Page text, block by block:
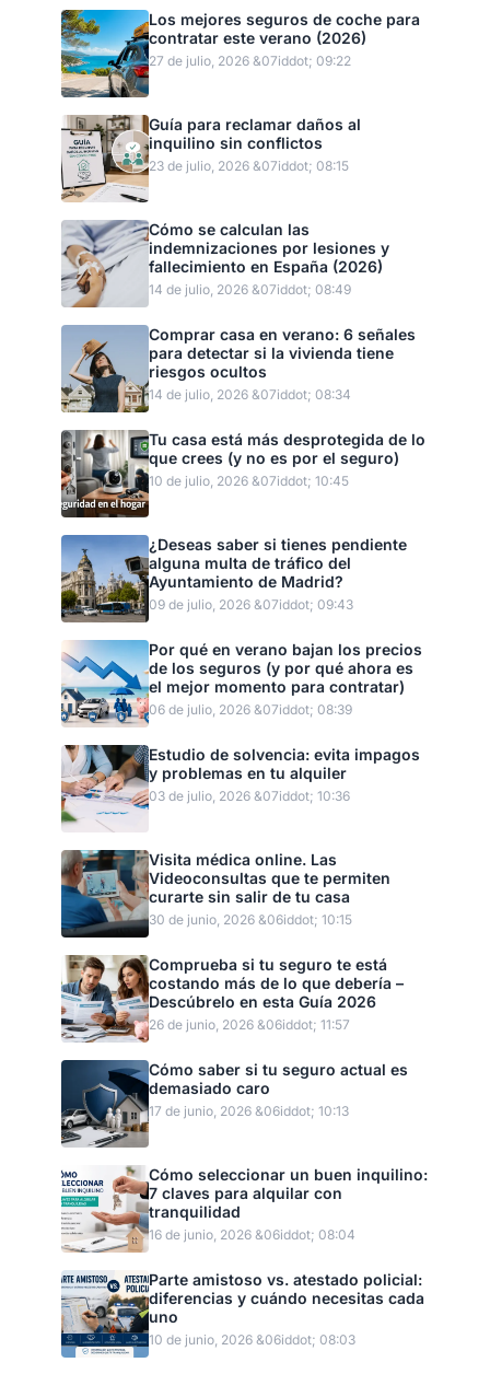
Los mejores seguros de coche para
contratar este verano (2026)
27 de julio, 2026 &07iddot; 09:22
Guía para reclamar daños al
inquilino sin conflictos
23 de julio, 2026 &07iddot; 08:15
Cómo se calculan las
indemnizaciones por lesiones y
fallecimiento en España (2026)
14 de julio, 2026 &07iddot; 08:49
Comprar casa en verano: 6 señales
para detectar si la vivienda tiene
riesgos ocultos
14 de julio, 2026 &07iddot; 08:34
Tu casa está más desprotegida de lo
que crees (y no es por el seguro)
10 de julio, 2026 &07iddot; 10:45
¿Deseas saber si tienes pendiente
alguna multa de tráfico del
Ayuntamiento de Madrid?
09 de julio, 2026 &07iddot; 09:43
Por qué en verano bajan los precios
de los seguros (y por qué ahora es
el mejor momento para contratar)
06 de julio, 2026 &07iddot; 08:39
Estudio de solvencia: evita impagos
y problemas en tu alquiler
03 de julio, 2026 &07iddot; 10:36
Visita médica online. Las
Videoconsultas que te permiten
curarte sin salir de tu casa
30 de junio, 2026 &06iddot; 10:15
Comprueba si tu seguro te está
costando más de lo que debería –
Descúbrelo en esta Guía 2026
26 de junio, 2026 &06iddot; 11:57
Cómo saber si tu seguro actual es
demasiado caro
17 de junio, 2026 &06iddot; 10:13
Cómo seleccionar un buen inquilino:
7 claves para alquilar con
tranquilidad
16 de junio, 2026 &06iddot; 08:04
Parte amistoso vs. atestado policial:
diferencias y cuándo necesitas cada
uno
10 de junio, 2026 &06iddot; 08:03